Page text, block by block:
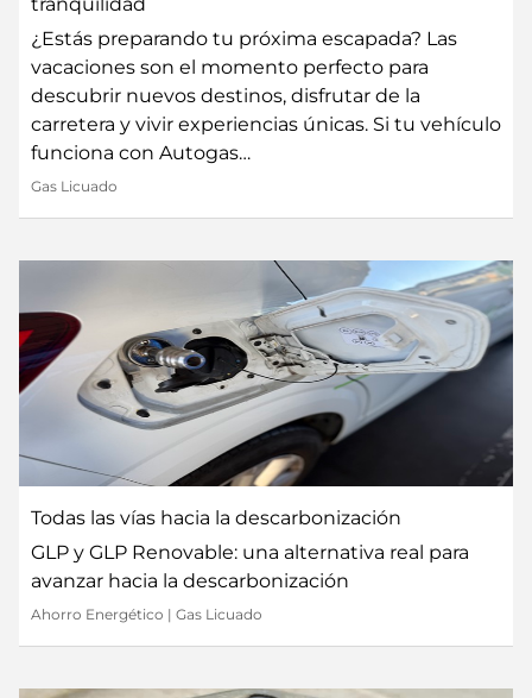
tranquilidad
¿Estás preparando tu próxima escapada? Las
vacaciones son el momento perfecto para
descubrir nuevos destinos, disfrutar de la
carretera y vivir experiencias únicas. Si tu vehículo
funciona con Autogas…
Gas Licuado
Todas las vías hacia la descarbonización
GLP y GLP Renovable: una alternativa real para
avanzar hacia la descarbonización
Ahorro Energético | Gas Licuado